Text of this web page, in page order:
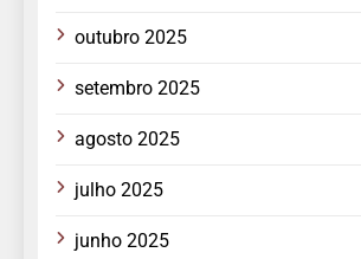
outubro 2025
setembro 2025
agosto 2025
julho 2025
junho 2025